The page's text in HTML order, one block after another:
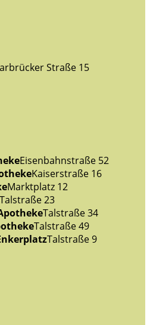
Straße 15
Eisenbahnstraße 52
Kaiserstraße 16
Marktplatz 12
Talstraße 23
Talstraße 34
Talstraße 49
Talstraße 9